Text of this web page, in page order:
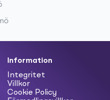
Information
Integritet
Villkor
Cookie Policy